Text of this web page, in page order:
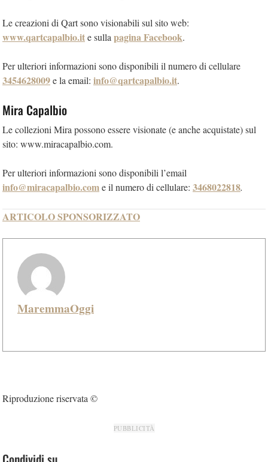
Le creazioni di Qart sono visionabili sul sito web:
www.qartcapalbio.ite sullapagina Facebook.
Per ulteriori informazioni sono disponibili il numero di cellulare
3454628009e la email: info@qartcapalbio.it.
Mira Capalbio
Le collezioni Mira possono essere visionate (e anche acquistate) sul
sito: www.miracapalbio.com.
Per ulteriori informazioni sono disponibili l’email
info@miracapalbio.come il numero di cellulare: 3468022818.
ARTICOLO SPONSORIZZATO
MaremmaOggi
Riproduzione riservata ©
PUBBLICITÀ